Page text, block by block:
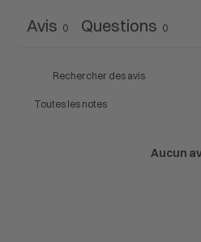
Avis 0 Questions 0
Aucun